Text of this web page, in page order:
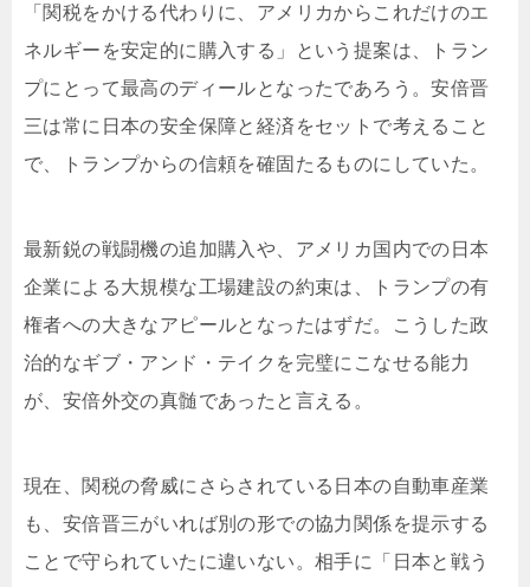
「関税をかける代わりに、アメリカからこれだけのエ
ネルギーを安定的に購入する」という提案は、トラン
プにとって最高のディールとなったであろう。安倍晋
三は常に日本の安全保障と経済をセットで考えること
で、トランプからの信頼を確固たるものにしていた。
最新鋭の戦闘機の追加購入や、アメリカ国内での日本
企業による大規模な工場建設の約束は、トランプの有
権者への大きなアピールとなったはずだ。こうした政
治的なギブ・アンド・テイクを完璧にこなせる能力
が、安倍外交の真髄であったと言える。
現在、関税の脅威にさらされている日本の自動車産業
も、安倍晋三がいれば別の形での協力関係を提示する
ことで守られていたに違いない。相手に「日本と戦う